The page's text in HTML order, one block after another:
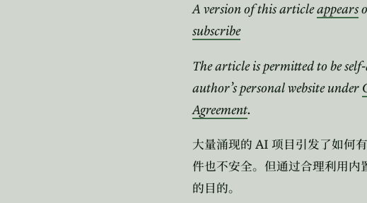
A version of this articleappears
subscribe
The article is permitted to be
author’s personal website under
Agreement.
大量涌现的 AI 项目引发了如何
件也不安全。但通过合理利用内
的目的。